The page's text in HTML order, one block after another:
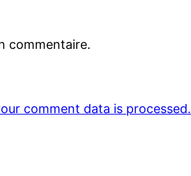
commentaire.
comment data is processed.